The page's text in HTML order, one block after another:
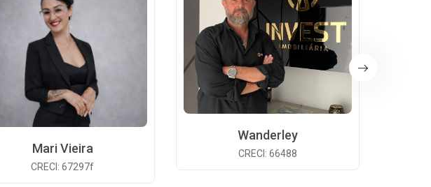
Mari Vieira
CRECI: 67297f
Wanderley
CRECI: 66488